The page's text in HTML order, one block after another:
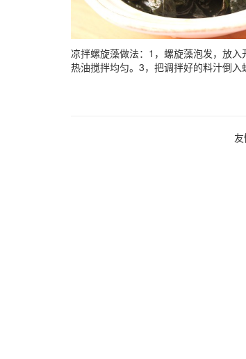
凉拌螺旋藻做法：1，螺旋藻泡发，放
热油搅拌均匀。3，把调拌好的料汁倒入
友